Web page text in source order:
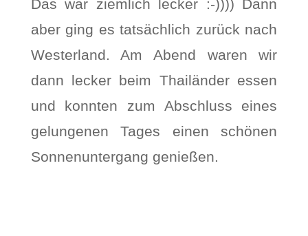
Das war ziemlich lecker :-)))) Dann
aber ging es tatsächlich zurück nach
Westerland. Am Abend waren wir
dann lecker beim Thailänder essen
und konnten zum Abschluss eines
gelungenen Tages einen schönen
Sonnenuntergang genießen.